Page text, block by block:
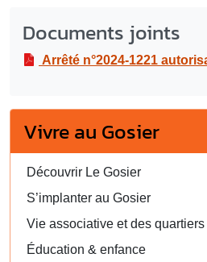
Documents joints
Arrêté n°2024-1221 autorisant la manifestation "Pinky Beach" ,
Vivre au Gosier
Découvrir Le Gosier
S’implanter au Gosier
Vie associative et des quartiers
Éducation & enfance